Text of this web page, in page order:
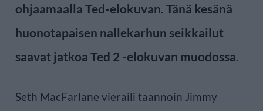
ohjaamaalla Ted-elokuvan. Tänä kesänä
huonotapaisen nallekarhun seikkailut
saavat jatkoa Ted 2 -elokuvan muodossa.
Seth MacFarlane vieraili taannoin Jimmy